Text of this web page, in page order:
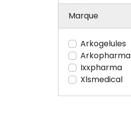
Marque
Arkogelules
Arkopharma
Ixxpharma
Xlsmedical